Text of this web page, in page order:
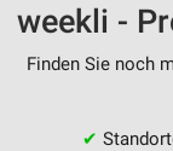
weekli -
Finden Sie noch
✔